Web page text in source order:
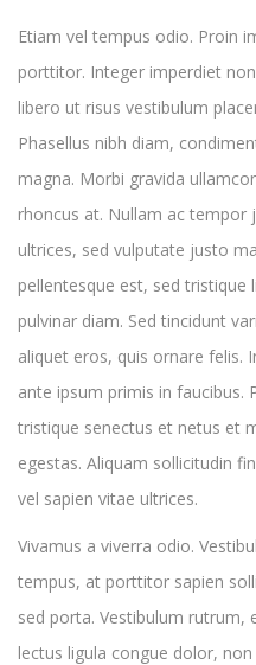
Etiam vel tempus odio. Proin
porttitor. Integer imperdiet
libero ut risus vestibulum
Phasellus nibh diam,
magna. Morbi gravida
rhoncus at. Nullam ac tempor
ultrices, sed vulputate justo
pellentesque est, sed tristique
pulvinar diam. Sed tincidunt
aliquet eros, quis ornare felis.
ante ipsum primis in faucibus.
tristique senectus et netus et
egestas. Aliquam sollicitudin
vel sapien vitae ultrices.
Vivamus a viverra odio.
tempus, at porttitor sapien
sed porta. Vestibulum rutrum,
lectus ligula congue dolor,